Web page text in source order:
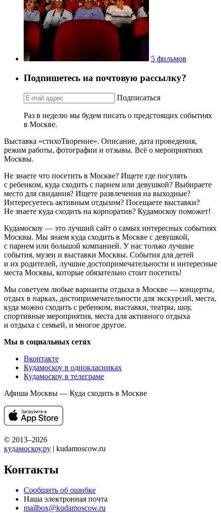
5 фильмов
Подпишетесь на почтовую рассылку?
Подписаться
Раз в неделю мы будем писать о предстоящих событиях
в Москве.
Выставка «стихоТворение». Описание, дата проведения,
режим работы, фотографии и отзывы. Всё о мероприятиях
Москвы.
Не знаете что посетить в Москве? Ищете где погулять
с ребенком, куда сходить с парнем или девушкой? Выбираете
место для свидания? Ищете развлечения на выходные?
Интересуетесь активным отдыхом? Посещаете выставки?
Не знаете куда сходить на корпоратив? Кудамоскоу поможет!
Кудамоскоу — это лучший сайт о самых интересных событиях
Москвы. Мы знаем куда сходить в Москве с девушкой,
с парнем или большой компанией. У нас только лучшие
события, музеи и выставки Москвы. События для детей
и их родителей, лучшие достопримечательности и интересные
места Москвы, которые обязательно стоит посетить!
Мы советуем любые варианты отдыха в Москве — концерты,
отдых в парках, достопримечательности для экскурсий, места,
куда можно сходить с ребенком, выставки, театры, шоу,
спортивные мероприятия, места для активного отдыха
и отдыха с семьей, и многое другое.
Мы в социальных сетях
Вконтакте
Кудамоскоу в однокласниках
Кудамоскоу в телеграме
Афиша Москвы — Куда сходить в Москве
© 2013–2026
кудамоскоу.ру | kudamoscow.ru
Контакты
Сообщить об ошибке
Наша электронная почта
mailbox@kudamoscow.ru